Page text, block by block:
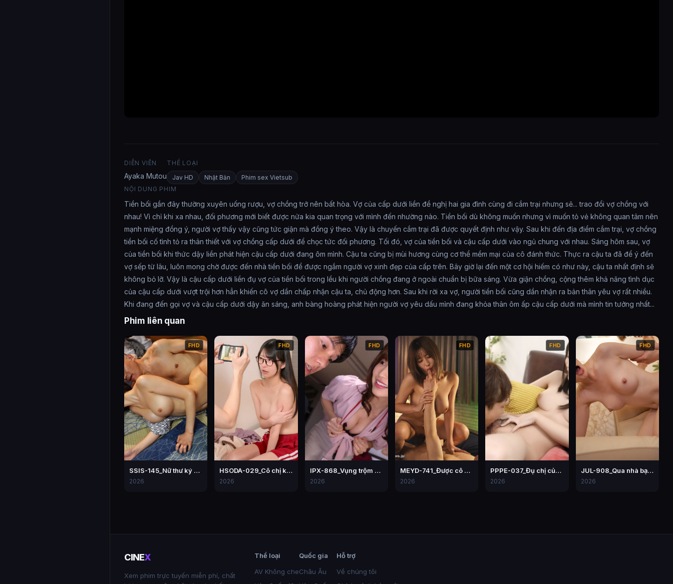
DIỄN VIÊN
Ayaka Mutou
THỂ LOẠI
Jav HD
Nhật Bản
Phim sex Vietsub
NỘI DUNG PHIM
Tiền bối gần đây thường xuyên uống rượu, vợ chồng trở nên bất hòa. Vợ của cấp dưới liền đề nghị hai gia đình cùng đi cắm trại nhưng sẽ... trao đổi vợ chồng với
nhau! Vì chỉ khi xa nhau, đối phương mới biết được nửa kia quan trọng với mình đến nhường nào. Tiền bối dù không muốn nhưng vì muốn tỏ vẻ không quan tâm nên
mạnh miệng đồng ý, người vợ thấy vậy cũng tức giận mà đồng ý theo. Vậy là chuyến cắm trại đã được quyết định như vậy. Sau khi đến địa điểm cắm trại, vợ chồng
tiền bối cố tình tỏ ra thân thiết với vợ chồng cấp dưới để chọc tức đối phương. Tối đó, vợ của tiền bối và cậu cấp dưới vào ngủ chung với nhau. Sáng hôm sau, vợ
của tiền bối khi thức dậy liền phát hiện cậu cấp dưới đang ôm mình. Cậu ta cũng bị mùi hương cùng cơ thể mềm mại của cô đánh thức. Thực ra cậu ta đã để ý đến
vợ sếp từ lâu, luôn mong chờ được đến nhà tiền bối để được ngắm người vợ xinh đẹp của cấp trên. Bây giờ lại đến một cơ hội hiếm có như này, cậu ta nhất định sẽ
không bỏ lỡ. Vậy là cậu cấp dưới liền đụ vợ của tiền bối trong lều khi người chồng đang ở ngoài chuẩn bị bữa sáng. Vừa giận chồng, cộng thêm khả năng tình dục
của cậu cấp dưới vượt trội hơn hẳn khiến cô vợ dần chấp nhận cậu ta, chủ động hơn. Sau khi rời xa vợ, người tiền bối cũng dần nhận ra bản thân yêu vợ rất nhiều.
Khi đang đến gọi vợ và cậu cấp dưới dậy ăn sáng, anh bàng hoàng phát hiện người vợ yêu dấu mình đang khỏa thân ôm ấp cậu cấp dưới mà mình tin tưởng nhất...
Phim liên quan
FHD
SSIS-145_Nữ thư ký bị chịch tơi tả trong một lần đi công tác với sếp
2026
FHD
HSODA-029_Cô chị kế đã ngồi lên mặt của tôi như thế này Mori Hinako
2026
FHD
IPX-868_Vụng trộm nơi công sở – Momo Sakura
2026
FHD
MEYD-741_Được cô đồng nghiệp bú cu mỗi ngày vì chồng lạnh nhạt
2026
FHD
PPPE-037_Đụ chị của người yêu – Hiyori Yoshioka
2026
FHD
JUL-908_Qua nhà bạn thân chơi, thanh niên chơi mẹ của bạn
2026
CINEX
Xem phim trực tuyến miễn phí, chất
Thể loại
AV Không che
Quốc gia
Châu Âu
Hỗ trợ
Về chúng tôi